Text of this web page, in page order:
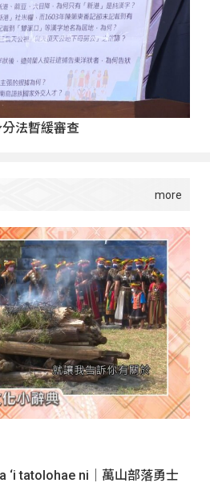
法暫緩審查
‘i tatolohae ni｜萬山部落勇士